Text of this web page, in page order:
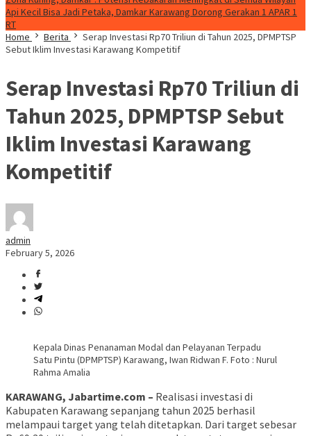
Api Kecil Bisa Jadi Petaka, Damkar Karawang Dorong Gerakan 1 APAR 1
RT
Home
Berita
Serap Investasi Rp70 Triliun di Tahun 2025, DPMPTSP
Sebut Iklim Investasi Karawang Kompetitif
Serap Investasi Rp70 Triliun di
Tahun 2025, DPMPTSP Sebut
Iklim Investasi Karawang
Kompetitif
admin
February 5, 2026
Kepala Dinas Penanaman Modal dan Pelayanan Terpadu
Satu Pintu (DPMPTSP) Karawang, Iwan Ridwan F. Foto : Nurul
Rahma Amalia
KARAWANG, Jabartime.com – Realisasi investasi di
Kabupaten Karawang sepanjang tahun 2025 berhasil
melampaui target yang telah ditetapkan. Dari target sebesar